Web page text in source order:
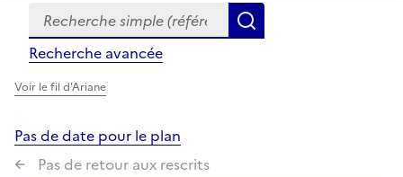
Formulaire
de
recherche
Recherche simple (références, mots clés, partie du
Recherche avancée
Voir le fil d'Ariane
Pas de date pour le plan
Pas de retour aux rescrits